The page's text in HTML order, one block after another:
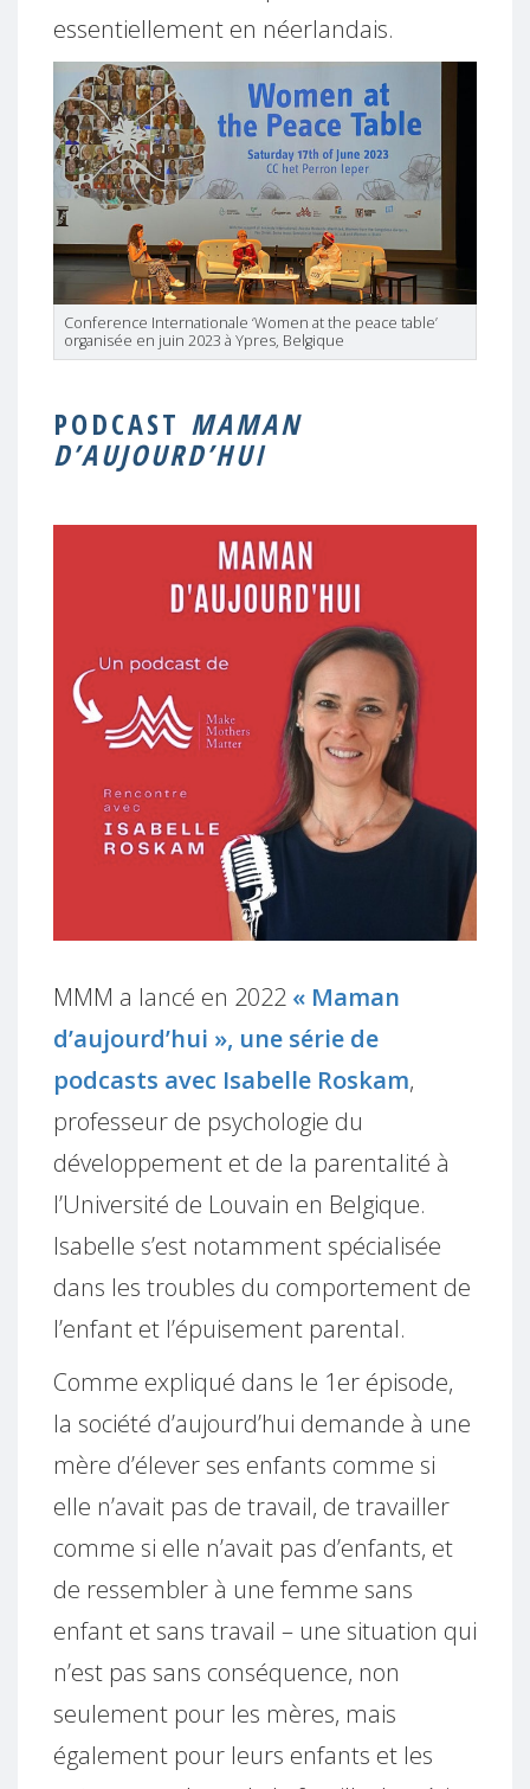
essentiellement en néerlandais.
Conference Internationale ‘Women at the peace table’
organisée en juin 2023 à Ypres, Belgique
PODCAST MAMAN
D’AUJOURD’HUI
MMM a lancé en 2022 « Maman
d’aujourd’hui », une série de
podcasts avec Isabelle Roskam,
professeur de psychologie du
développement et de la parentalité à
l’Université de Louvain en Belgique.
Isabelle s’est notamment spécialisée
dans les troubles du comportement de
l’enfant et l’épuisement parental.
Comme expliqué dans le 1er épisode,
la société d’aujourd’hui demande à une
mère d’élever ses enfants comme si
elle n’avait pas de travail, de travailler
comme si elle n’avait pas d’enfants, et
de ressembler à une femme sans
enfant et sans travail – une situation qui
n’est pas sans conséquence, non
seulement pour les mères, mais
également pour leurs enfants et les